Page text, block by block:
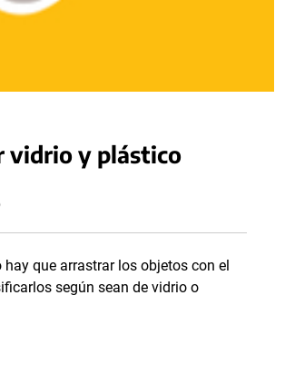
vidrio y plástico
hay que arrastrar los objetos con el
según sean de vidrio o